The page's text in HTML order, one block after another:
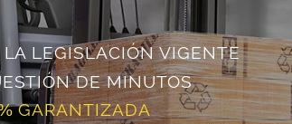
LEGISLACIÓN VIGENTE
DEMINUTOS
GARANTIZADA